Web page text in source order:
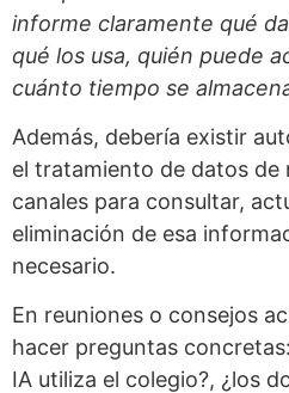
informe claramente qué
qué los usa, quién puede
cuánto tiempo se
Además, debería existir
el tratamiento de datos de
canales para consultar,
eliminación de esa
necesario.
En reuniones o consejos
hacer preguntas
IA utiliza el colegio?, ¿los